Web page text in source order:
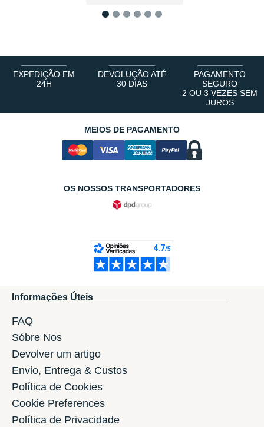
EXPEDIÇÃO EM
24H
DEVOLUÇÃO ATÉ
30 DIAS
PAGAMENTO
SEGURO
2 OU 3 VEZES SEM
JUROS
MEIOS DE PAGAMENTO
OS NOSSOS TRANSPORTADORES
Informações Úteis
FAQ
Sóbre Nos
Devolver um artigo
Envio, Entrega & Custos
Política de Cookies
Cookie Preferences
Política de Privacidade